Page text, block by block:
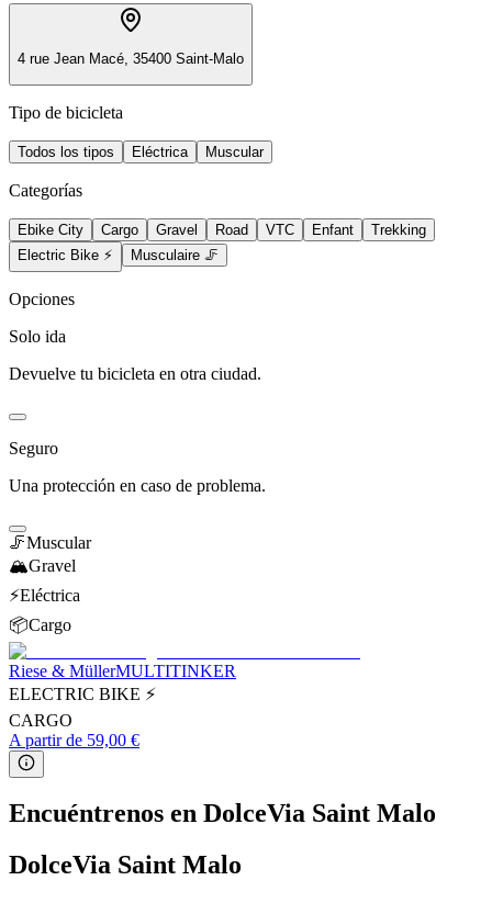
4 rue Jean Macé, 35400 Saint-Malo
Tipo de bicicleta
Todos los tipos Eléctrica Muscular
Categorías
Ebike City Cargo Gravel Road VTC Enfant
Trekking
Electric Bike ⚡
Musculaire 🦵
Opciones
Solo ida
Devuelve tu bicicleta en otra ciudad.
Seguro
Una protección en caso de problema.
🦵Muscular
🏔️Gravel
⚡️Eléctrica
📦Cargo
Riese & MüllerMULTITINKER
ELECTRIC BIKE ⚡
CARGO
A partir de 59,00 €
Encuéntrenos en DolceVia Saint Malo
DolceVia Saint Malo